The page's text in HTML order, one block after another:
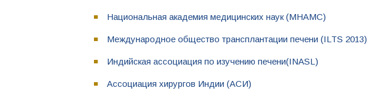
Национальная академия медицинских наук (МНАМС)
Международное общество трансплантации печени (ILTS 2013)
Индийская ассоциация по изучению печени(INASL)
Ассоциация хирургов Индии (АСИ)